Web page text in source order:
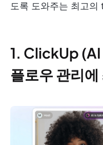
도록 도와주는 최고
1. ClickUp (AI
플로우 관리에